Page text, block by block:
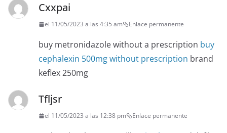
Cxxpai
el 11/05/2023 a las 4:35 am Enlace permanente
buy metronidazole without a prescription buy
cephalexin 500mg without prescription brand
keflex 250mg
Tfljsr
el 11/05/2023 a las 12:38 pm Enlace permanente